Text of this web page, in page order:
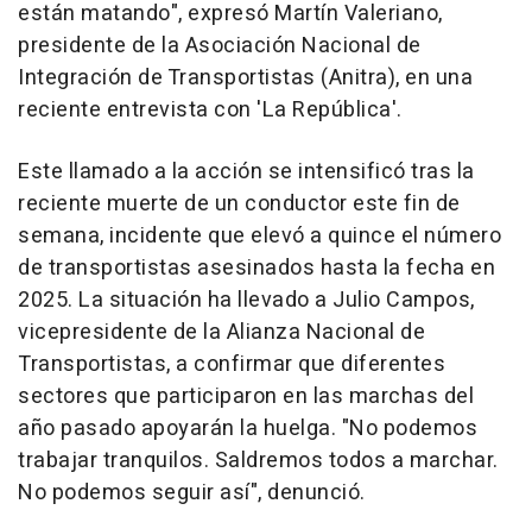
están matando", expresó Martín Valeriano,
presidente de la Asociación Nacional de
Integración de Transportistas (Anitra), en una
reciente entrevista con 'La República'.
Este llamado a la acción se intensificó tras la
reciente muerte de un conductor este fin de
semana, incidente que elevó a quince el número
de transportistas asesinados hasta la fecha en
2025. La situación ha llevado a Julio Campos,
vicepresidente de la Alianza Nacional de
Transportistas, a confirmar que diferentes
sectores que participaron en las marchas del
año pasado apoyarán la huelga. "No podemos
trabajar tranquilos. Saldremos todos a marchar.
No podemos seguir así", denunció.